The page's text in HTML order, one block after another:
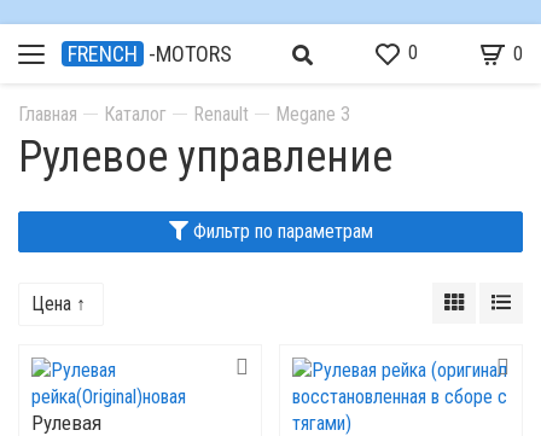
FRENCH -MOTORS 0 0
Главная Каталог Renault Megane 3
Рулевое управление
Фильтр по параметрам
Цена ↑
Рулевая